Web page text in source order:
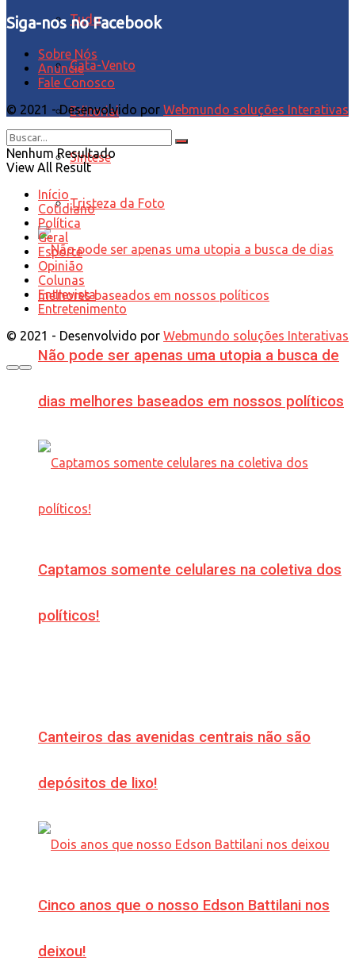
Tudo
Cata-Vento
Editorial
Síntese
Tristeza da Foto
Não pode ser apenas uma utopia a busca de
dias melhores baseados em nossos políticos
Captamos somente celulares na coletiva dos
políticos!
Canteiros das avenidas centrais não são
depósitos de lixo!
Cinco anos que o nosso Edson Battilani nos
deixou!
Siga-nos no Facebook
Sobre Nós
Anuncie
Fale Conosco
© 2021 - Desenvolvido por Webmundo soluções Interativas
Nenhum Resultado
View All Result
Início
Cotidiano
Política
Geral
Esporte
Opinião
Colunas
Entrevista
Entretenimento
© 2021 - Desenvolvido por Webmundo soluções Interativas